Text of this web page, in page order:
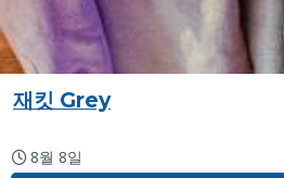
재킷 Grey
8월 8일